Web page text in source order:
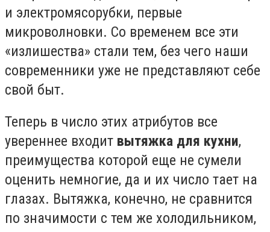
и электромясорубки, первые
микроволновки. Со временем все эти
«излишества» стали тем, без чего наши
современники уже не представляют себе
свой быт.
Теперь в число этих атрибутов все
увереннее входит вытяжка для кухни,
преимущества которой еще не сумели
оценить немногие, да и их число тает на
глазах. Вытяжка, конечно, не сравнится
по значимости с тем же холодильником,